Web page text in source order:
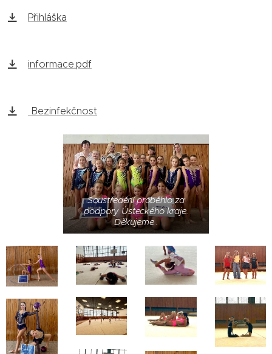
Přihláška
informace.pdf
Bezinfekčnost
Soustředění proběhlo za
podpory Ústeckého kraje.
Děkujeme .